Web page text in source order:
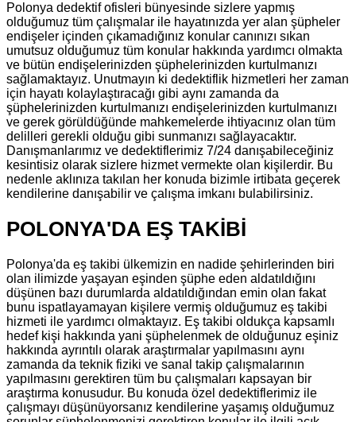
Polonya dedektif ofisleri bünyesinde sizlere yapmış
olduğumuz tüm çalışmalar ile hayatınızda yer alan şüpheler
endişeler içinden çıkamadığınız konular canınızı sıkan
umutsuz olduğumuz tüm konular hakkında yardımcı olmakta
ve bütün endişelerinizden şüphelerinizden kurtulmanızı
sağlamaktayız. Unutmayın ki dedektiflik hizmetleri her zaman
için hayatı kolaylaştıracağı gibi aynı zamanda da
şüphelerinizden kurtulmanızı endişelerinizden kurtulmanızı
ve gerek görüldüğünde mahkemelerde ihtiyacınız olan tüm
delilleri gerekli olduğu gibi sunmanızı sağlayacaktır.
Danışmanlarımız ve dedektiflerimiz 7/24 danışabileceğiniz
kesintisiz olarak sizlere hizmet vermekte olan kişilerdir. Bu
nedenle aklınıza takılan her konuda bizimle irtibata geçerek
kendilerine danışabilir ve çalışma imkanı bulabilirsiniz.
POLONYA'DA EŞ TAKİBİ
Polonya'da eş takibi ülkemizin en nadide şehirlerinden biri
olan ilimizde yaşayan eşinden şüphe eden aldatıldığını
düşünen bazı durumlarda aldatıldığından emin olan fakat
bunu ispatlayamayan kişilere vermiş olduğumuz eş takibi
hizmeti ile yardımcı olmaktayız. Eş takibi oldukça kapsamlı
hedef kişi hakkında yani şüphelenmek de olduğunuz eşiniz
hakkında ayrıntılı olarak araştırmalar yapılmasını aynı
zamanda da teknik fiziki ve sanal takip çalışmalarının
yapılmasını gerektiren tüm bu çalışmaları kapsayan bir
araştırma konusudur. Bu konuda özel dedektiflerimiz ile
çalışmayı düşünüyorsanız kendilerine yaşamış olduğumuz